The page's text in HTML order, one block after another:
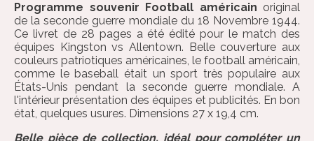
Programme souvenir Football américain original
de la seconde guerre mondiale du 18 Novembre 1944.
Ce livret de 28 pages a été édité pour le match des
équipes Kingston vs Allentown. Belle couverture aux
couleurs patriotiques américaines, le football américain,
comme le baseball était un sport très populaire aux
États-Unis pendant la seconde guerre mondiale. A
l'intérieur présentation des équipes et publicités. En bon
état, quelques usures. Dimensions 27 x 19,4 cm.
Belle pièce de collection, idéal pour compléter un